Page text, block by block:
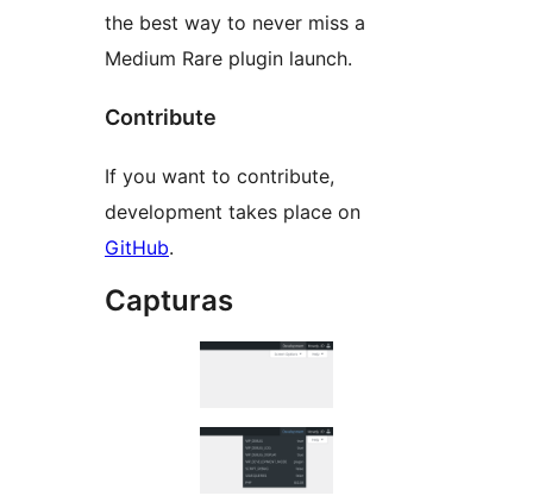
the best way to never miss a
Medium Rare plugin launch.
Contribute
If you want to contribute,
development takes place on
GitHub.
Capturas